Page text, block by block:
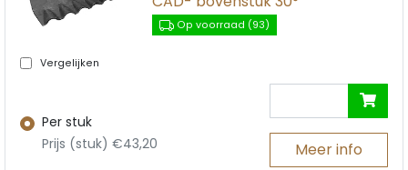
Vergelijken
Op voorraad (93)
Per stuk
Prijs (stuk) €43,20
Meer info